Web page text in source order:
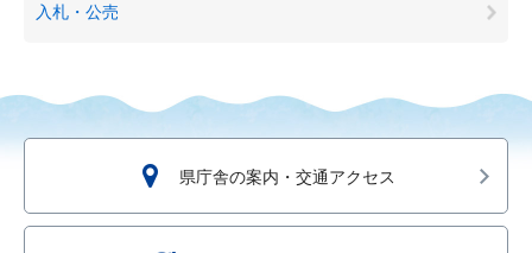
入札・公売
県庁舎の案内・交通アクセス